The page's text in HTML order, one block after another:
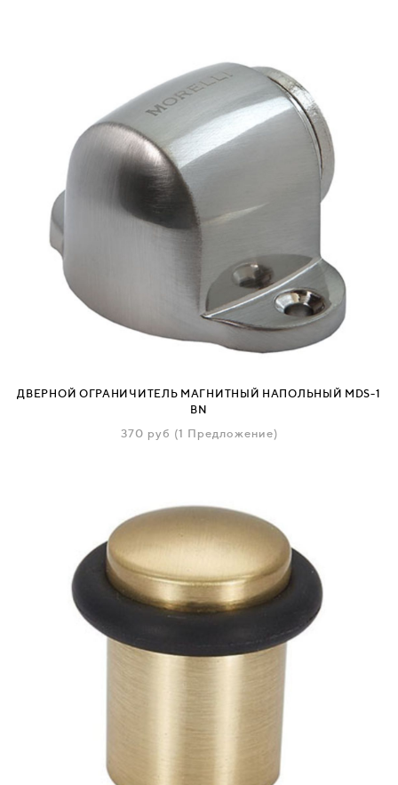
ДВЕРНОЙ ОГРАНИЧИТЕЛЬ МАГНИТНЫЙ НАПОЛЬНЫЙ MDS-1
BN
370 руб (1 Предложение)